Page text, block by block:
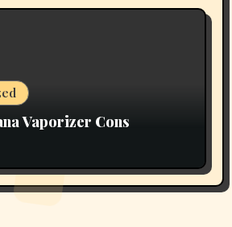
Vaporizer Cons